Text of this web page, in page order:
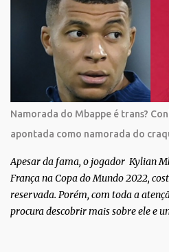
Bianca aparece ainda muito jovem
após algumas fotos diferentes, ela
biquíni fio dental, com cabelo longo
a morena desabafou como foi
exército brasileiro. Segundo
uma forma de provar que sua
passageiro. “Me alistei no exército
‘bota no exército para ver se vira
entrar no exército’… Essas coisas me
disse; ‘vou mostrar par...
Namorada do Mbappe é trans?
apontada como namorada do
Apesar da fama, o jogador Kylian
França na Copa do Mundo 2022,
reservada. Porém, com toda a
procura descobrir mais sobre ele e